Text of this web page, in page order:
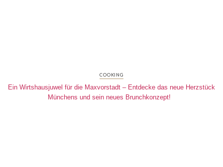
COOKING
Ein Wirtshausjuwel für die Maxvorstadt – Entdecke das neue Herzstück
Münchens und sein neues Brunchkonzept!